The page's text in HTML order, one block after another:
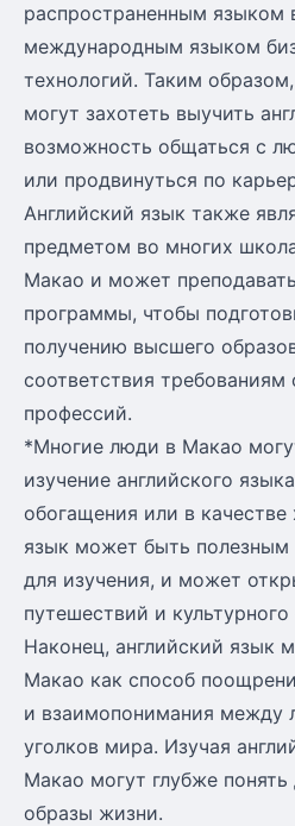
распространенным языком
международным языком
технологий. Таким
могут захотеть выучить
возможность общаться с
или продвинуться по
Английский язык также
предметом во многих
Макао и может
программы, чтобы
получению высшего
соответствия требованиям
профессий.
*Многие люди в Макао
изучение английского
обогащения или в качестве
язык может быть
для изучения, и может
путешествий и
Наконец, английский язык
Макао как способ
и взаимопонимания между
уголков мира. Изучая
Макао могут глубже понять
образы жизни.